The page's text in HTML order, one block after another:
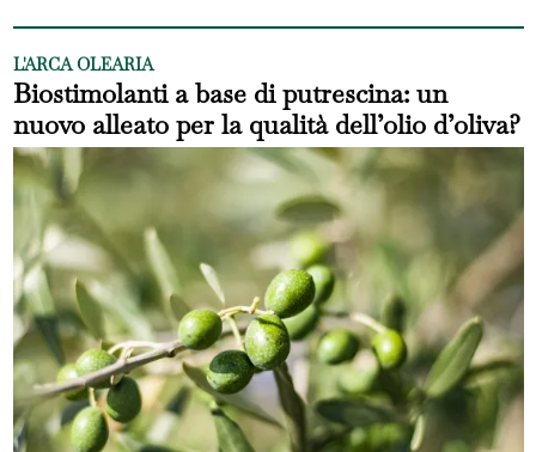
L'ARCA OLEARIA
Biostimolanti a base di putrescina: un
nuovo alleato per la qualità dell’olio d’oliva?